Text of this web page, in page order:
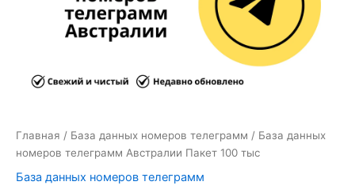
Главная / База данных номеров телеграмм / База данных
номеров телеграмм Австралии Пакет 100 тыс
База данных номеров телеграмм
телеграмм
Австралии